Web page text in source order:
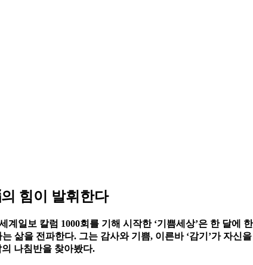
힘이 발휘한다
일보 칼럼 1000회를 기해 시작한 ‘기쁨세상’은 한 달에
삶을 전파한다. 그는 감사와 기쁨, 이른바 ‘감기’가 자신
나침반을 찾아봤다.